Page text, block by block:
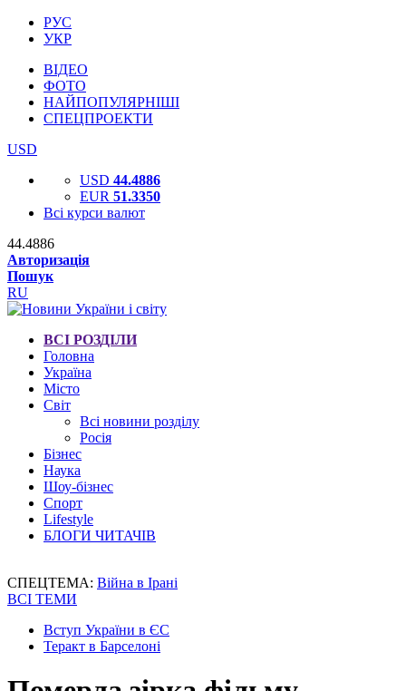
РУС
УКР
ВІДЕО
ФОТО
НАЙПОПУЛЯРНІШІ
СПЕЦПРОЕКТИ
USD
USD 44.4886
EUR 51.3350
Всі курси валют
44.4886
Авторизація
Пошук
RU
ВСІ РОЗДІЛИ
Головна
Україна
Місто
Світ
Всі новини розділу
Росія
Бізнес
Наука
Шоу-бізнес
Спорт
Lifestyle
БЛОГИ ЧИТАЧІВ
СПЕЦТЕМА: Війна в Ірані
ВСІ ТЕМИ
Вступ України в ЄС
Теракт в Барселоні